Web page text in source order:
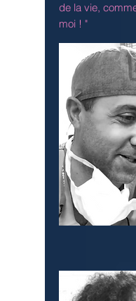
de la vie,
moi ! "